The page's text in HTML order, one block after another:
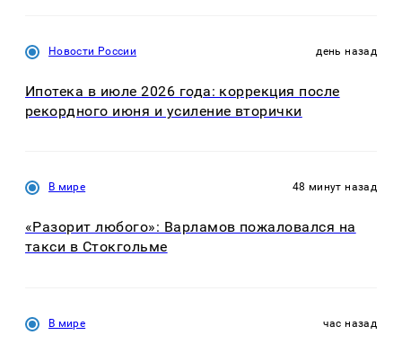
Новости России день назад
Ипотека в июле 2026 года: коррекция после
рекордного июня и усиление вторички
В мире 48 минут назад
«Разорит любого»: Варламов пожаловался на
такси в Стокгольме
В мире час назад